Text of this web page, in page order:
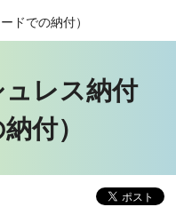
ドでの納付）
レス納付
付）